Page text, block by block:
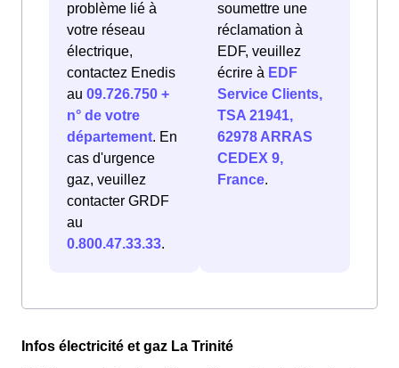
problème lié à
votre réseau
électrique,
contactez Enedis
au 09.726.750 +
n° de votre
département. En
cas d'urgence
gaz, veuillez
contacter GRDF
au
0.800.47.33.33.
soumettre une
réclamation à
EDF, veuillez
écrire à EDF
Service Clients,
TSA 21941,
62978 ARRAS
CEDEX 9,
France.
Infos électricité et gaz La Trinité